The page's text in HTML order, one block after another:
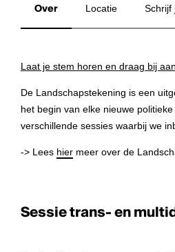
Over Locatie Schrijf
Laat je stem horen en draag bij
De Landschapstekening is een
het begin van elke nieuwe
verschillende sessies waarbij we
-> Lees hier meer over de
Sessie trans- en